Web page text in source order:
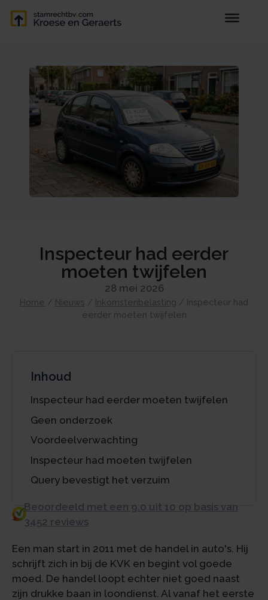
Inspecteur had eerder
moeten twijfelen
28 mei 2026
Home / Nieuws / Inkomstenbelasting / Inspecteur had
eerder moeten twijfelen
Inhoud
Inspecteur had eerder moeten twijfelen
Geen onderzoek
Voordeelverwachting
Inspecteur had moeten twijfelen
Query bevestigt het verzuim
Beoordeeld met een 9.0 uit 10 op basis van
3452 reviews
Een man start in 2011 met de handel in auto's. Hij
schrijft zich in bij de KVK en begint vol goede
moed. De handel loopt echter niet goed naast
zijn drukke baan in loondienst. Al vanaf het eerste